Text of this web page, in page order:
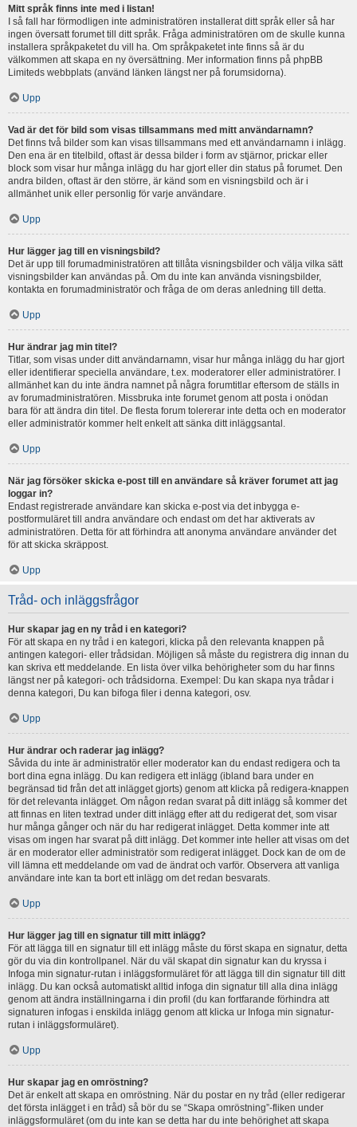
Mitt språk finns inte med i listan!
I så fall har förmodligen inte administratören installerat ditt språk eller så har
ingen översatt forumet till ditt språk. Fråga administratören om de skulle kunna
installera språkpaketet du vill ha. Om språkpaketet inte finns så är du
välkommen att skapa en ny översättning. Mer information finns på phpBB
Limiteds webbplats (använd länken längst ner på forumsidorna).
Upp
Vad är det för bild som visas tillsammans med mitt användarnamn?
Det finns två bilder som kan visas tillsammans med ett användarnamn i inlägg.
Den ena är en titelbild, oftast är dessa bilder i form av stjärnor, prickar eller
block som visar hur många inlägg du har gjort eller din status på forumet. Den
andra bilden, oftast är den större, är känd som en visningsbild och är i
allmänhet unik eller personlig för varje användare.
Upp
Hur lägger jag till en visningsbild?
Det är upp till forumadministratören att tillåta visningsbilder och välja vilka sätt
visningsbilder kan användas på. Om du inte kan använda visningsbilder,
kontakta en forumadministratör och fråga de om deras anledning till detta.
Upp
Hur ändrar jag min titel?
Titlar, som visas under ditt användarnamn, visar hur många inlägg du har gjort
eller identifierar speciella användare, t.ex. moderatorer eller administratörer. I
allmänhet kan du inte ändra namnet på några forumtitlar eftersom de ställs in
av forumadministratören. Missbruka inte forumet genom att posta i onödan
bara för att ändra din titel. De flesta forum tolererar inte detta och en moderator
eller administratör kommer helt enkelt att sänka ditt inläggsantal.
Upp
När jag försöker skicka e-post till en användare så kräver forumet att jag
loggar in?
Endast registrerade användare kan skicka e-post via det inbygga e-
postformuläret till andra användare och endast om det har aktiverats av
administratören. Detta för att förhindra att anonyma användare använder det
för att skicka skräppost.
Upp
Tråd- och inläggsfrågor
Hur skapar jag en ny tråd i en kategori?
För att skapa en ny tråd i en kategori, klicka på den relevanta knappen på
antingen kategori- eller trådsidan. Möjligen så måste du registrera dig innan du
kan skriva ett meddelande. En lista över vilka behörigheter som du har finns
längst ner på kategori- och trådsidorna. Exempel: Du kan skapa nya trådar i
denna kategori, Du kan bifoga filer i denna kategori, osv.
Upp
Hur ändrar och raderar jag inlägg?
Såvida du inte är administratör eller moderator kan du endast redigera och ta
bort dina egna inlägg. Du kan redigera ett inlägg (ibland bara under en
begränsad tid från det att inlägget gjorts) genom att klicka på redigera-knappen
för det relevanta inlägget. Om någon redan svarat på ditt inlägg så kommer det
att finnas en liten textrad under ditt inlägg efter att du redigerat det, som visar
hur många gånger och när du har redigerat inlägget. Detta kommer inte att
visas om ingen har svarat på ditt inlägg. Det kommer inte heller att visas om det
är en moderator eller administratör som redigerat inlägget. Dock kan de om de
vill lämna ett meddelande om vad de ändrat och varför. Observera att vanliga
användare inte kan ta bort ett inlägg om det redan besvarats.
Upp
Hur lägger jag till en signatur till mitt inlägg?
För att lägga till en signatur till ett inlägg måste du först skapa en signatur, detta
gör du via din kontrollpanel. När du väl skapat din signatur kan du kryssa i
Infoga min signatur-rutan i inläggsformuläret för att lägga till din signatur till ditt
inlägg. Du kan också automatiskt alltid infoga din signatur till alla dina inlägg
genom att ändra inställningarna i din profil (du kan fortfarande förhindra att
signaturen infogas i enskilda inlägg genom att klicka ur Infoga min signatur-
rutan i inläggsformuläret).
Upp
Hur skapar jag en omröstning?
Det är enkelt att skapa en omröstning. När du postar en ny tråd (eller redigerar
det första inlägget i en tråd) så bör du se “Skapa omröstning”-fliken under
inläggsformuläret (om du inte kan se detta har du inte behörighet att skapa